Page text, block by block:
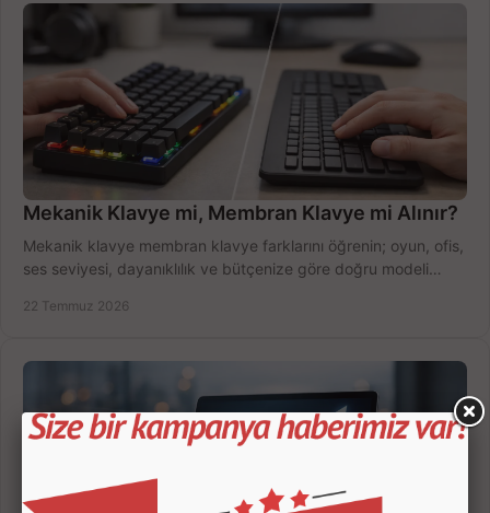
Mekanik Klavye mi, Membran Klavye mi Alınır?
Mekanik klavye membran klavye farklarını öğrenin; oyun, ofis,
ses seviyesi, dayanıklılık ve bütçenize göre doğru modeli
22 Temmuz 2026